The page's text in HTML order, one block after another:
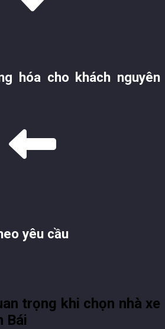
hóa cho khách nguyên
yêu cầu
trọng khi chọn nhà xe
Bái